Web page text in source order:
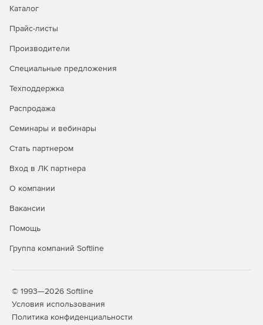
Каталог
Прайс-листы
Производители
Специальные предложения
Техподдержка
Распродажа
Семинары и вебинары
Стать партнером
Вход в ЛК партнера
О компании
Вакансии
Помощь
Группа компаний Softline
© 1993—2026 Softline
Условия использования
Политика конфиденциальности